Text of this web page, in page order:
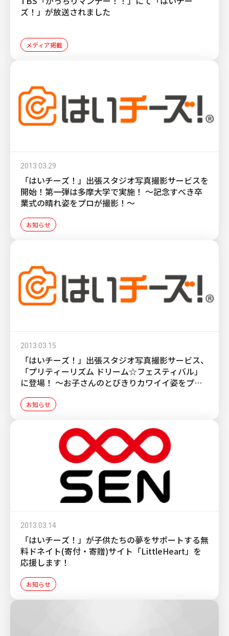
ズ！」が放送されました
メディア掲載
2013.03.29
「はいチーズ！」出張スタジオ写真撮影サービスを
開始！第一弾は多摩大学で実施！ ～記念すべき卒
業式の晴れ姿をプロが撮影！～
お知らせ
2013.03.15
「はいチーズ！」出張スタジオ写真撮影サービス、
「プリティーリズム ドリーム☆フェスティバル」
に登場！ ～お子さんのとびきりカワイイ姿をプロ
お知らせ
2013.03.14
「はいチーズ！」が子供たちの夢をサポートする無
料ドネイト(寄付・寄贈)サイト「LittleHeart」を
応援します！
お知らせ